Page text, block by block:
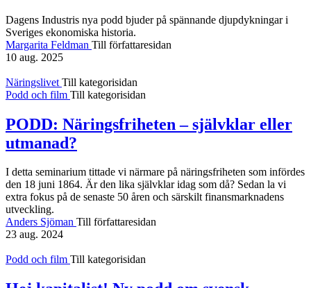
Dagens Industris nya podd bjuder på spännande djupdykningar i
Sveriges ekonomiska historia.
Margarita Feldman Till författaresidan
10 aug. 2025
Näringslivet Till kategorisidan
Podd och film Till kategorisidan
PODD: Näringsfriheten – självklar eller
utmanad?
I detta seminarium tittade vi närmare på näringsfriheten som infördes
den 18 juni 1864. Är den lika självklar idag som då? Sedan la vi
extra fokus på de senaste 50 åren och särskilt finansmarknadens
utveckling.
Anders Sjöman Till författaresidan
23 aug. 2024
Podd och film Till kategorisidan